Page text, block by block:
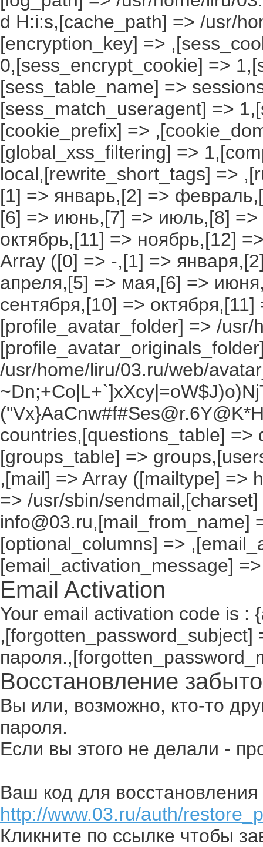
d H:i:s,[cache_path] => /usr/
[encryption_key] =>
0,[sess_encrypt_cookie] =>
[sess_table_name] =>
[sess_match_useragent] =>
[cookie_prefix] =>
[global_xss_filtering] =>
local,[rewrite_short_tags] =>
[1] => январь,[2] =>
[6] => июнь,[7] => июль,[8] =>
октябрь,[11] => ноябрь,[12]
Array ([0] => -,[1] =>
апреля,[5] => мая,[6] =>
сентября,[10] =>
[profile_avatar_folder] => /
/usr/home/liru/03.ru/web/
countries,[questions_table]
[groups_table] =>
,[mail] => Array ([mailtype] =>
=> /usr/sbin/
info@03.ru,[mail_from_name]
[optional_columns] =>
[email_activation_message] =>
Email Activation
Your email activation code is :
,[forgotten_password_subject]
Восстановление
Вы или, возможно, кто-то
пароля.
Если вы этого не делали -
Ваш код для восстановления
http://www.03.ru/auth/
Кликните по ссылке чтобы